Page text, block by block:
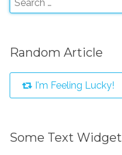
Random Article
I'm Feeling Lucky!
Some Text Widget